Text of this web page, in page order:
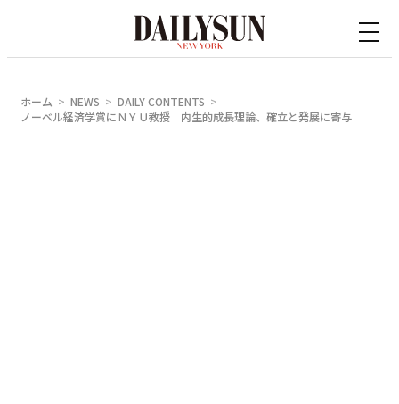
ホーム NEWS
DAILY CONTENTS
ノーベル経済学賞にＮＹＵ教授 内生的成長理論、確立と発展に寄与